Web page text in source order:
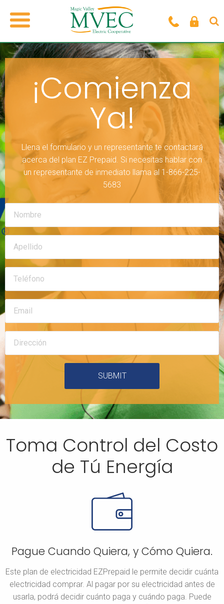
¡Comienza
Ya!
Llena el formulario y un representante te contactará
acerca del plan EZ Prepaid. Si necesitas hablar con
un representante de inmediato llama al 1-866-225-
5683
SUBMIT
Toma Control del Costo
de Tú Energía
Pague Cuando Quiera, y Cómo Quiera.
Este plan de electricidad EZPrepaid le permite decidir cuánta
electricidad comprar. Al pagar por su electricidad antes de
usarla, podrá decidir cuánto paga y cuándo paga. Puede